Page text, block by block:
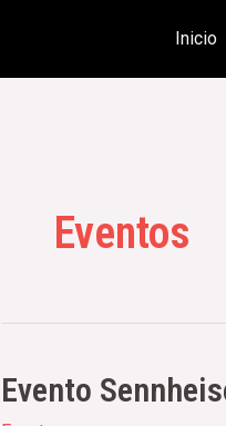
Inicio
Eventos
Evento
Evento